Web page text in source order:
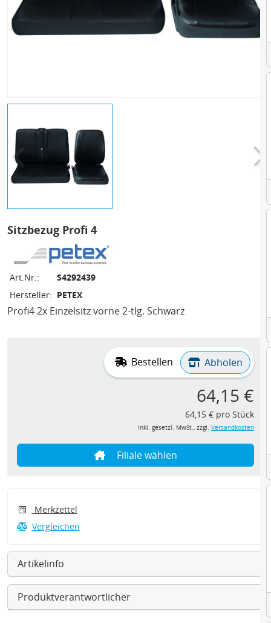
Sitzbezug Profi 4
Art.Nr.:
S4292439
Hersteller: PETEX
Profi4 2x Einzelsitz vorne 2-tlg. Schwarz
Bestellen Abholen
64,15 €
64,15 € pro Stück
inkl. gesetzl. MwSt., zzgl. Versandkosten
Filiale wählen
Merkzettel
Vergleichen
Artikelinfo
Produktverantwortlicher